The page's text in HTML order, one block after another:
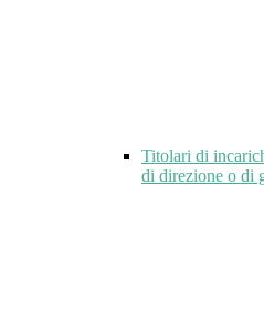
Titolari di
di direzione o di